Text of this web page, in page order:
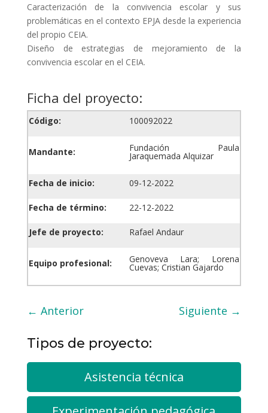
Caracterización de la convivencia escolar y sus
problemáticas en el contexto EPJA desde la experiencia
del propio CEIA.
Diseño de estrategias de mejoramiento de la
convivencia escolar en el CEIA.
Ficha del proyecto:
Código: 100092022
Mandante: Fundación Paula
Jaraquemada Alquizar
Fecha de inicio: 09-12-2022
Fecha de término: 22-12-2022
Jefe de proyecto: Rafael Andaur
Equipo profesional: Genoveva Lara; Lorena
Cuevas; Cristian Gajardo
← Anterior Siguiente →
Tipos de proyecto:
Asistencia técnica